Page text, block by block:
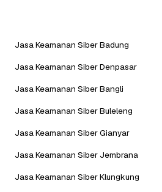
Jasa Keamanan Siber Badung
Jasa Keamanan Siber Denpasar
Jasa Keamanan Siber Bangli
Jasa Keamanan Siber Buleleng
Jasa Keamanan Siber Gianyar
Jasa Keamanan Siber Jembrana
Jasa Keamanan Siber Klungkung